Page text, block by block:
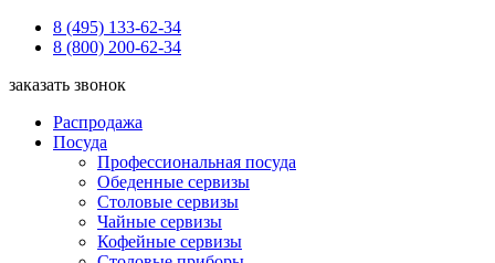
8 (495) 133-62-34
8 (800) 200-62-34
заказать звонок
Распродажа
Посуда
Профессиональная посуда
Обеденные сервизы
Столовые сервизы
Чайные сервизы
Кофейные сервизы